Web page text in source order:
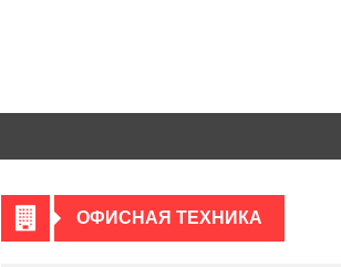
ОФИСНАЯ ТЕХНИКА